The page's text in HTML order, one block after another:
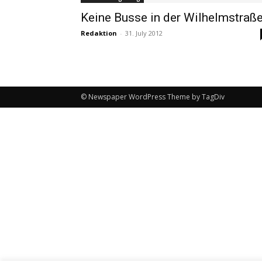
Keine Busse in der
Redaktion - 31. July 2012
© Newspaper WordPress Theme by TagDiv